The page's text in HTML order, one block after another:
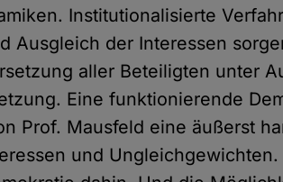
Institutionalisierte
Ausgleich der Interessen
aller Beteiligten unter
Eine funktionierende
Prof. Mausfeld eine äußerst
und